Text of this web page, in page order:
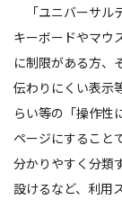
「ユニバーサル
キーボードやマウ
に制限がある方、
伝わりにくい表示
らい等の「操作性
ページにすること
分かりやすく分類
設けるなど、利用